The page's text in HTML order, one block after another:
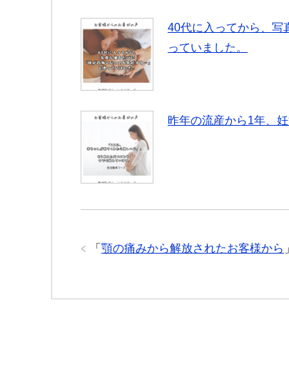
40代に入ってから、
っていました。
昨年の流産から1年、
「 顎の痛みから解放されたお客様から 」